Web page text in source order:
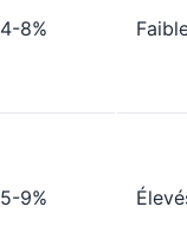
4-8%
5-9%